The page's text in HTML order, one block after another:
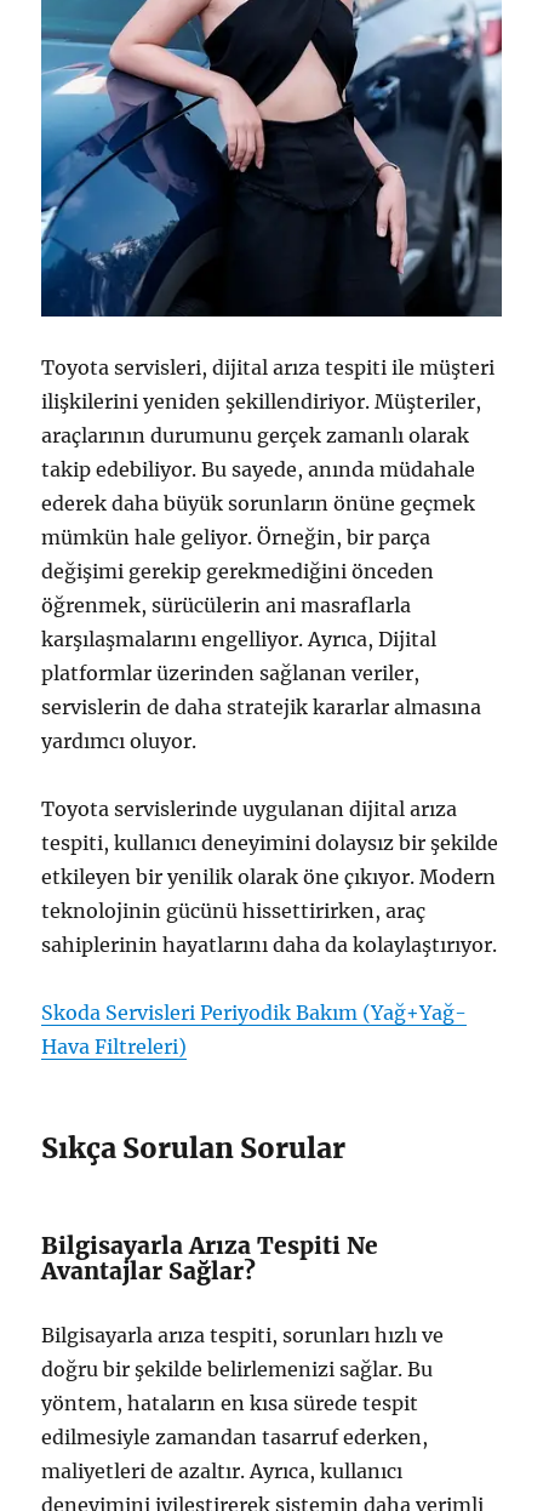
Toyota servisleri, dijital arıza tespiti ile müşteri
ilişkilerini yeniden şekillendiriyor. Müşteriler,
araçlarının durumunu gerçek zamanlı olarak
takip edebiliyor. Bu sayede, anında müdahale
ederek daha büyük sorunların önüne geçmek
mümkün hale geliyor. Örneğin, bir parça
değişimi gerekip gerekmediğini önceden
öğrenmek, sürücülerin ani masraflarla
karşılaşmalarını engelliyor. Ayrıca, Dijital
platformlar üzerinden sağlanan veriler,
servislerin de daha stratejik kararlar almasına
yardımcı oluyor.
Toyota servislerinde uygulanan dijital arıza
tespiti, kullanıcı deneyimini dolaysız bir şekilde
etkileyen bir yenilik olarak öne çıkıyor. Modern
teknolojinin gücünü hissettirirken, araç
sahiplerinin hayatlarını daha da kolaylaştırıyor.
Skoda Servisleri Periyodik Bakım (Yağ+Yağ-
Hava Filtreleri)
Sıkça Sorulan Sorular
Bilgisayarla Arıza Tespiti Ne
Avantajlar Sağlar?
Bilgisayarla arıza tespiti, sorunları hızlı ve
doğru bir şekilde belirlemenizi sağlar. Bu
yöntem, hataların en kısa sürede tespit
edilmesiyle zamandan tasarruf ederken,
maliyetleri de azaltır. Ayrıca, kullanıcı
deneyimini iyileştirerek sistemin daha verimli